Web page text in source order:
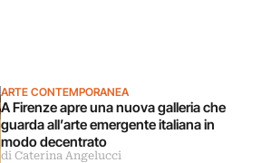
ARTE CONTEMPORANEA
A Firenze apre una nuova galleria che
guarda all’arte emergente italiana in
modo decentrato
di Caterina Angelucci